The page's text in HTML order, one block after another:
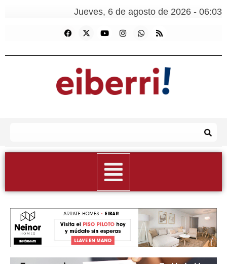
Jueves, 6 de agosto de 2026 - 06:03